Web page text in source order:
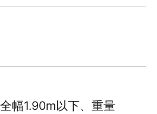
幅1.90m以下、重量